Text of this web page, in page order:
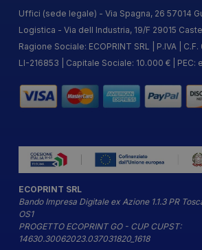
Uffici (sede legale) - Via Spagna, 26 57014
Logistica - Via dell Industria, 19/F 29015
Ragione Sociale: ECOPRINT SRL | P.IVA |
LI-216853 | Capitale Sociale: 10.000 € | PEC:
ECOPRINT SRL
Bando Impresa Digitale ex Azione 1.1.3 PR
OS1
PROGETTO ECOPRINT GO - CUP CUPST:
14630.30062023.037031820_1618